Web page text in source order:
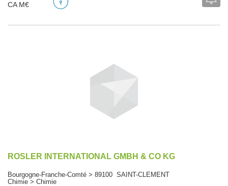
CA M€
ROSLER INTERNATIONAL GMBH & CO KG
Bourgogne-Franche-Comté > 89100 SAINT-CLEMENT
Chimie > Chimie